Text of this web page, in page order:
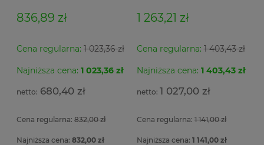
836,89 zł
Cena regularna: 1 023,36 zł
Najniższa cena: 1 023,36 zł
680,40 zł
Cena regularna: 832,00 zł
Najniższa cena: 832,00 zł
1 263,21 zł
Cena regularna:1 403,43 zł
Najniższa cena: 1 403,43 zł
1 027,00 zł
Cena regularna:1 141,00 zł
Najniższa cena: 1 141,00 zł
Szafa metalowa MSWV 110/5-35 Malow do
5 gniazdek 104x100x50cm
4 056,54 zł